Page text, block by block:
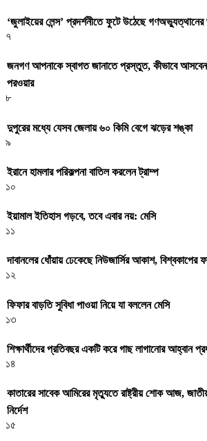
‘জুলাইয়ের লেন্স’ প্রদর্শনীতে ফুটে উঠেছে গণঅভ্যুত্থানের
৭
জনগণ আপনাকে স্বাগত জানাতে প্রস্তুত, কীভাবে
পরওয়ার
৮
দুপুরের মধ্যে যেসব জেলায় ৬০ কিমি বেগে ঝড়ের শঙ্কা
৯
ইরানে হামলার পরিকল্পনা বাতিল করলেন ট্রাম্প
১০
ইয়ামাল ইতিহাস গড়বে, তবে এবার নয়: মেসি
১১
দাবানলের ধোঁয়ায় ঢেকেছে নিউজার্সির আকাশ, বিশ্বকাপের
১২
ফিফার বাড়তি সুবিধা পাওয়া নিয়ে যা বললেন মেসি
১৩
শিক্ষার্থীদের প্রতিবছর একটি করে গাছ লাগানোর আহ্বান
১৪
কাতারের সাবেক আমিরের মৃত্যুতে রাষ্ট্রীয় শোক আজ,
নির্দেশ
১৫